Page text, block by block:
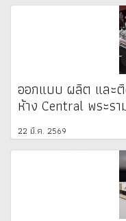
ออกแบบ ผลิต และติ
ห้าง Central พระร
22 มี.ค. 2569